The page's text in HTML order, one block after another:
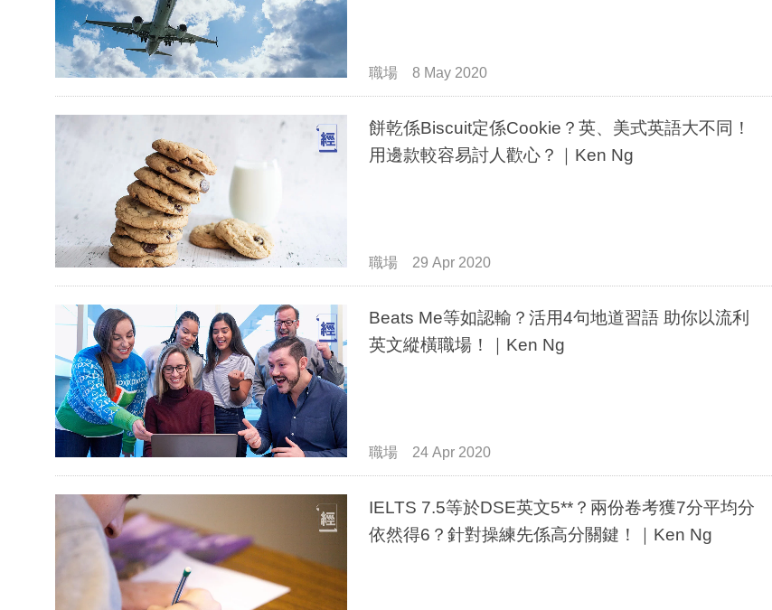
職場 8 May 2020
餅乾係Biscuit定係Cookie？英、美式英語大不同！
用邊款較容易討人歡心？｜Ken Ng
職場 29 Apr 2020
Beats Me等如認輸？活用4句地道習語 助你以流利
英文縱橫職場！｜Ken Ng
職場 24 Apr 2020
IELTS 7.5等於DSE英文5**？兩份卷考獲7分平均分
依然得6？針對操練先係高分關鍵！｜Ken Ng